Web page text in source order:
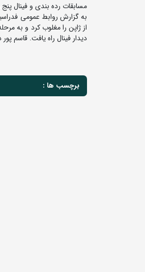
مسابقات رده بندی و فینال
دیدار فینال راه یافت. قاسم پور در این دیدار با نتیجه 7 بر صفر و
برچسب ها :